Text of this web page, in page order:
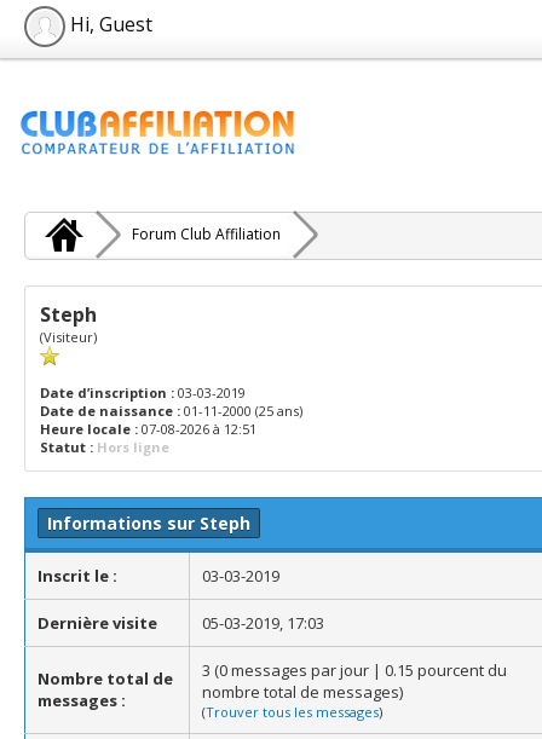
Hi, Guest
Forum Club Affiliation
Steph
(Visiteur)
Date d’inscription : 03-03-2019
Date de naissance : 01-11-2000 (25 ans)
Heure locale : 07-08-2026 à 12:51
Statut : Hors ligne
Informations sur Steph
Inscrit le : 03-03-2019
Dernière visite 05-03-2019, 17:03
Nombre total de
messages :
3 (0 messages par jour | 0.15 pourcent du
nombre total de messages)
(Trouver tous les messages)